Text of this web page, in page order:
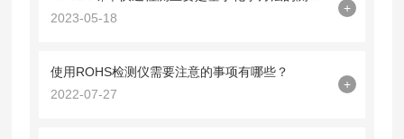
2023-05-18
+
使用ROHS检测仪需要注意的事项有哪些？
2022-07-27
+